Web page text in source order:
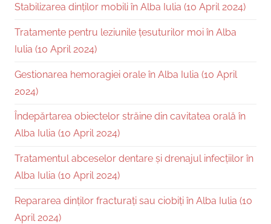
Stabilizarea dinților mobili în Alba Iulia (10 April 2024)
Tratamente pentru leziunile țesuturilor moi în Alba
Iulia (10 April 2024)
Gestionarea hemoragiei orale în Alba Iulia (10 April
2024)
Îndepărtarea obiectelor străine din cavitatea orală în
Alba Iulia (10 April 2024)
Tratamentul abceselor dentare și drenajul infecțiilor în
Alba Iulia (10 April 2024)
Repararea dinților fracturați sau ciobiți în Alba Iulia (10
April 2024)